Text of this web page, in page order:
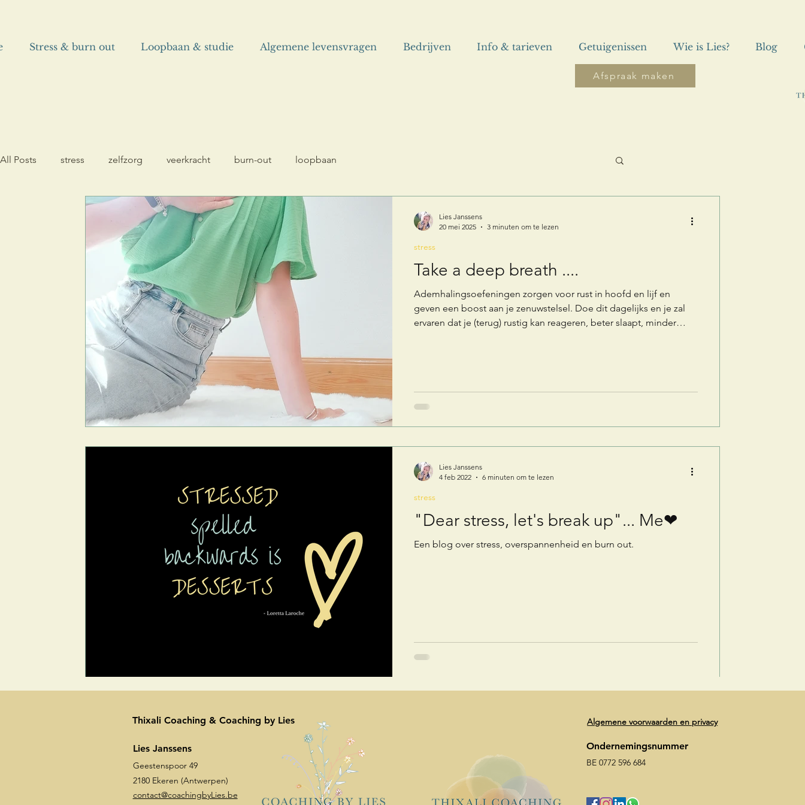
Stress & burn out Loopbaan & studie Algemene levensvragen Bedrijven Info & tarieven Getuigenissen Wie is Lies? Blog
Afspraak maken
All Posts stress zelfzorg veerkracht burn-out loopbaan
Take a deep breath ....
Ademhalingsoefeningen zorgen voor rust in hoofd en lijf en
geven een boost aan je zenuwstelsel. Doe dit dagelijks en je zal
ervaren dat je (terug) rustig kan reageren, beter slaapt, minder
stress
Lies Janssens
20 mei 2025
3 minuten om te lezen
"Dear stress, let's break up"... Me❤
Een blog over stress, overspannenheid en burn out.
stress
Lies Janssens
4 feb 2022
6 minuten om te lezen
Thixali Coaching & Coaching by Lies
Lies Janssens
Geestenspoor 49
2180 Ekeren (Antwerpen)
contact@coachingbyLies.be
Algemene voorwaarden en privacy
Ondernemingsnummer
BE 0772 596 684